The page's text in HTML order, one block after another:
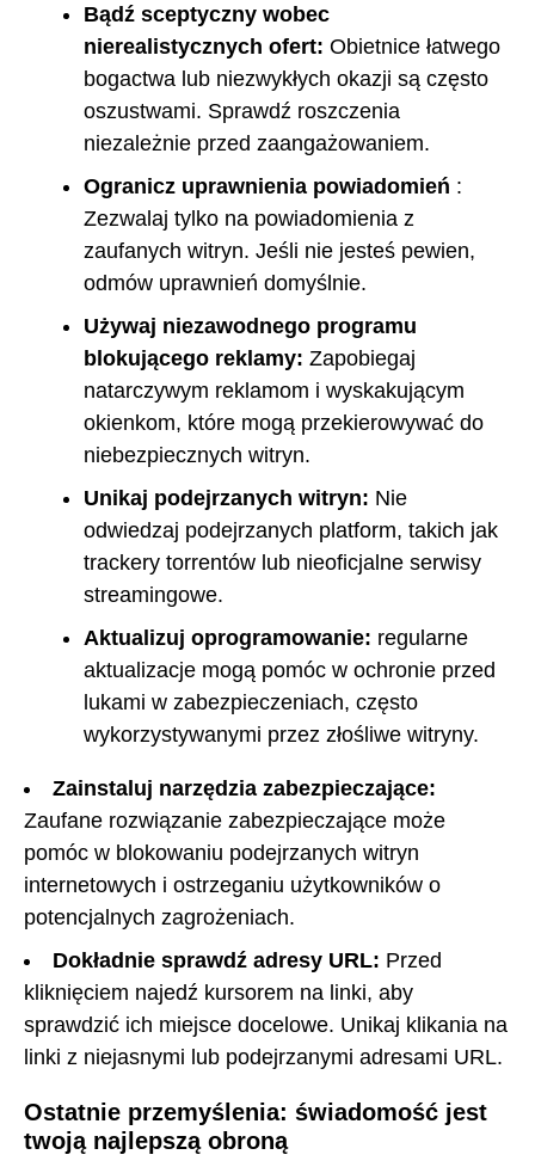
Bądź sceptyczny wobec
nierealistycznych ofert: Obietnice łatwego
bogactwa lub niezwykłych okazji są często
oszustwami. Sprawdź roszczenia
niezależnie przed zaangażowaniem.
Ogranicz uprawnienia powiadomień :
Zezwalaj tylko na powiadomienia z
zaufanych witryn. Jeśli nie jesteś pewien,
odmów uprawnień domyślnie.
Używaj niezawodnego programu
blokującego reklamy: Zapobiegaj
natarczywym reklamom i wyskakującym
okienkom, które mogą przekierowywać do
niebezpiecznych witryn.
Unikaj podejrzanych witryn: Nie
odwiedzaj podejrzanych platform, takich jak
trackery torrentów lub nieoficjalne serwisy
streamingowe.
Aktualizuj oprogramowanie: regularne
aktualizacje mogą pomóc w ochronie przed
lukami w zabezpieczeniach, często
wykorzystywanymi przez złośliwe witryny.
Zainstaluj narzędzia zabezpieczające:
Zaufane rozwiązanie zabezpieczające może
pomóc w blokowaniu podejrzanych witryn
internetowych i ostrzeganiu użytkowników o
potencjalnych zagrożeniach.
Dokładnie sprawdź adresy URL: Przed
kliknięciem najedź kursorem na linki, aby
sprawdzić ich miejsce docelowe. Unikaj klikania na
linki z niejasnymi lub podejrzanymi adresami URL.
Ostatnie przemyślenia: świadomość jest
twoją najlepszą obroną